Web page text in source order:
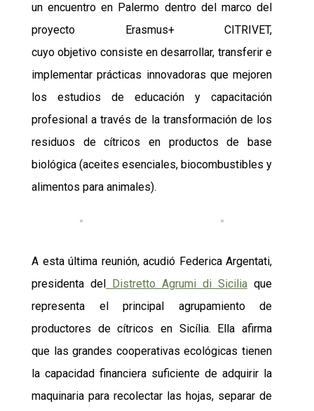
unencuentro en Palermo dentrodel marco del
proyecto Erasmus+ CITRIVET,
cuyo objetivo consiste en desarrollar, transferir e
implementar prácticas innovadoras que mejoren
los estudios de educación y capacitación
profesional a través de la transformación de los
residuos de cítricos en productos de base
biológica (aceites esenciales, biocombustibles y
alimentos para animales).
A esta última reunión, acudió Federica Argentati,
presidenta del
Distretto Agrumi di Sicilia que
representa el principal agrupamiento de
productores de cítricos en Sicília. Ella afirma
que las grandes cooperativas ecológicas tienen
la capacidad financiera suficiente de adquirir la
maquinaria para recolectar las hojas, separar de